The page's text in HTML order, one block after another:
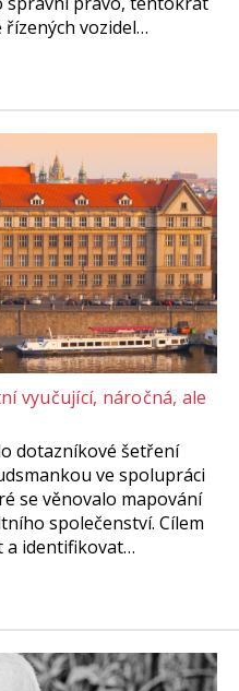
vozidel…
vyučující, náročná, ale
dotazníkové šetření
ve spolupráci
se věnovalo mapování
společenství. Cílem
a identifikovat…